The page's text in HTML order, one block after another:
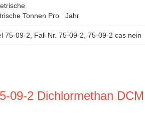
Tonnen Pro   Jahr
75-09-2 Fall Nr. 75-09-2 , 75-09-2 cas nein
09-2 Dichlormethan DCM